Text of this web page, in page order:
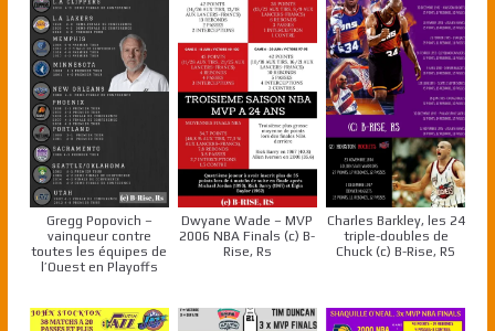
Gregg Popovich –
vainqueur contre
toutes les équipes de
l’Ouest en Playoffs
Dwyane Wade – MVP
2006 NBA Finals (c) B-
Rise, Rs
Charles Barkley, les 24
triple-doubles de
Chuck (c) B-Rise, RS